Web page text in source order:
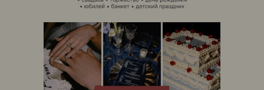
ЭФФЕКТИВНАЯ РЕКЛАМА НА САЙТЕ